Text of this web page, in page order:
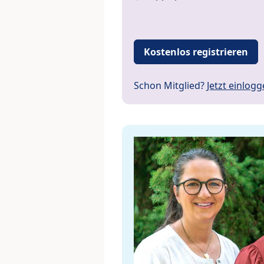
Kostenlos registrieren
Schon Mitglied? Jetzt